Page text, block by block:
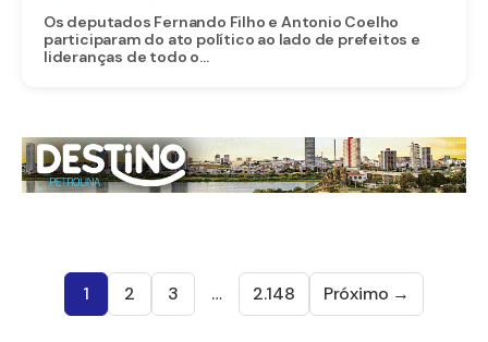
Os deputados Fernando Filho e Antonio Coelho
participaram do ato político ao lado de prefeitos e
lideranças de todo o...
1 2 3 … 2.148 Próximo →